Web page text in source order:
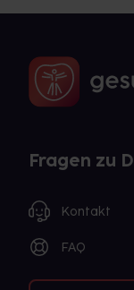
Fragen zu
Kontakt
FAQ